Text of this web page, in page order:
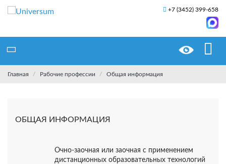
+7 (3452) 399-658
Главная Рабочие профессии Общая информация
ОБЩАЯ ИНФОРМАЦИЯ
Очно-заочная или заочная с применением
дистанционных образовательных технологий